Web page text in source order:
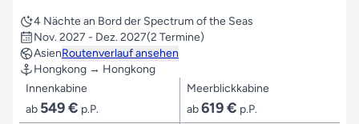
4 Nächte an Bord der Spectrum of the Seas
Nov. 2027 - Dez. 2027(2 Termine)
AsienRoutenverlauf ansehen
Hongkong → Hongkong
Innenkabine
ab 549 € p.P.
Meerblickkabine
ab619 € p.P.